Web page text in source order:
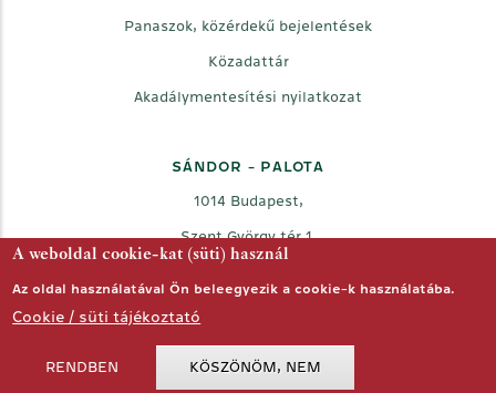
A weboldal cookie-kat (süti) használ
Az oldal használatával Ön beleegyezik a cookie-k használatába.
Cookie / süti tájékoztató
RENDBEN KÖSZÖNÖM, NEM
Panaszok, közérdekű bejelentések
Közadattár
Akadálymentesítési nyilatkozat
SÁNDOR - PALOTA
1014 Budapest,
Szent György tér 1.
FacebookTwitter Youtube